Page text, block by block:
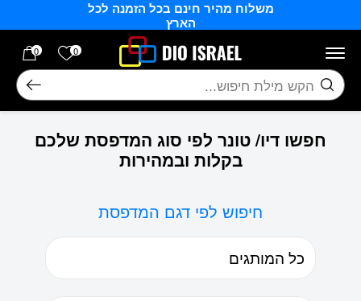
משלוח מהיר חינם בכל הזמנה לכל
הארץ
0 הרשימה
0
חיפוש
חפשו דיו/ טונר לפי סוג המדפסת שלכם
בקלות ובמהירות
חיפוש לפי דגם המדפסת